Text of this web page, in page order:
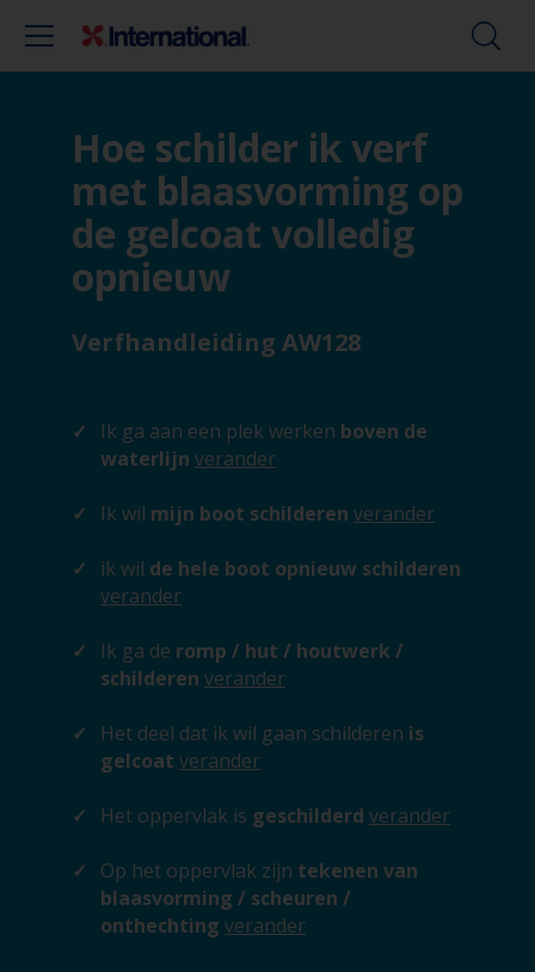
Hoe schilder ik verf
met blaasvorming op
de gelcoat volledig
opnieuw
Verfhandleiding AW128
Ik ga aan een plek werken boven de
waterlijn verander
Ik wil mijn boot schilderen verander
ik wil de hele boot opnieuw schilderen
verander
Ik ga de romp / hut / houtwerk /
schilderen verander
Het deel dat ik wil gaan schilderen is
gelcoat verander
Het oppervlak is geschilderd verander
Op het oppervlak zijn tekenen van
blaasvorming / scheuren /
onthechting verander